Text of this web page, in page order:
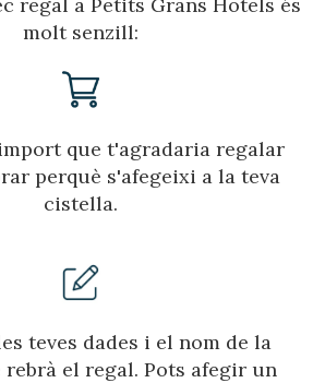
molt senzill:
que t'agradaria regalar
perquè s'afegeixi a la teva
cistella.
teves dades i el nom de la
rebrà el regal. Pots afegir un
les dades d'ús que fan els usuaris del
la informació de preferència de
utilitzades per emmagatzemar
preferències i les eleccions personals
de l'observació continuada dels seus
Gràcies a elles, podem conèixer els